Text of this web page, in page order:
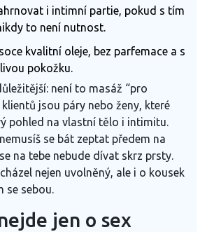
i intimní partie, pokud s tím
to není nutnost.
kvalitní oleje, bez parfemace a s
pokožku.
není to masáž “pro
jsou páry nebo ženy, které
pohled na vlastní tělo i intimitu.
se bát zeptat předem na
na tebe nebude dívat skrz prsty.
nejen uvolněný, ale i o kousek
se sebou.
jen o sex